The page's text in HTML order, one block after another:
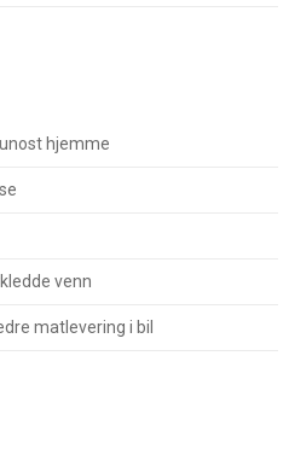
hjemme
venn
matlevering i bil